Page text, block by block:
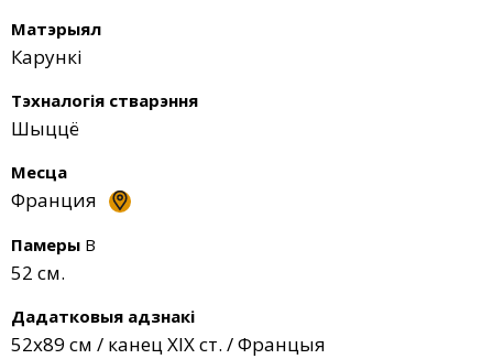
Матэрыял
Карункі
Тэхналогія стварэння
Шыццё
Месца
Франция
Памеры В
52 см.
Дадатковыя адзнакі
52х89 см / канец XIX ст. / Францыя